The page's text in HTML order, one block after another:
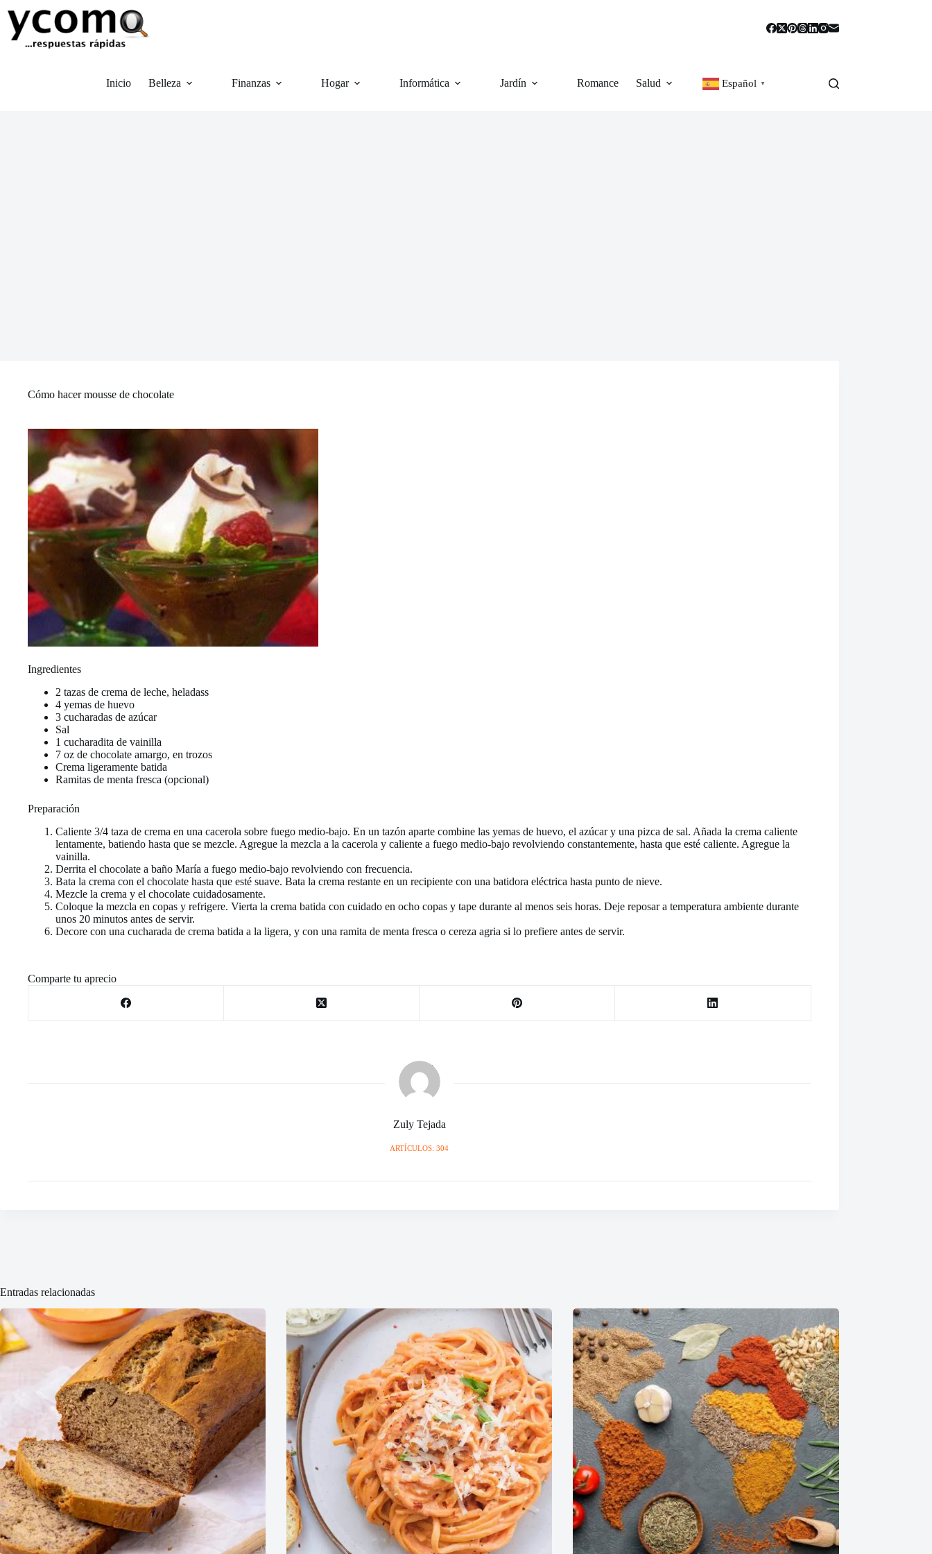
contenido
Inicio Belleza Finanzas Hogar Informática Jardín Romance Salud Español ▼
Cómo hacer mousse de chocolate
Ingredientes
2 tazas de crema de leche, heladass
4 yemas de huevo
3 cucharadas de azúcar
Sal
1 cucharadita de vainilla
7 oz de chocolate amargo, en trozos
Crema ligeramente batida
Ramitas de menta fresca (opcional)
Preparación
Caliente 3/4 taza de crema en una cacerola sobre fuego medio-bajo. En un tazón aparte combine las yemas de huevo, el azúcar y una pizca de sal. Añada la crema caliente
lentamente, batiendo hasta que se mezcle. Agregue la mezcla a la cacerola y caliente a fuego medio-bajo revolviendo constantemente, hasta que esté caliente. Agregue la
vainilla.
Derrita el chocolate a baño María a fuego medio-bajo revolviendo con frecuencia.
Bata la crema con el chocolate hasta que esté suave. Bata la crema restante en un recipiente con una batidora eléctrica hasta punto de nieve.
Mezcle la crema y el chocolate cuidadosamente.
Coloque la mezcla en copas y refrigere. Vierta la crema batida con cuidado en ocho copas y tape durante al menos seis horas. Deje reposar a temperatura ambiente durante
unos 20 minutos antes de servir.
Decore con una cucharada de crema batida a la ligera, y con una ramita de menta fresca o cereza agria si lo prefiere antes de servir.
Comparte tu aprecio
Zuly Tejada
ARTÍCULOS: 304
Entradas relacionadas